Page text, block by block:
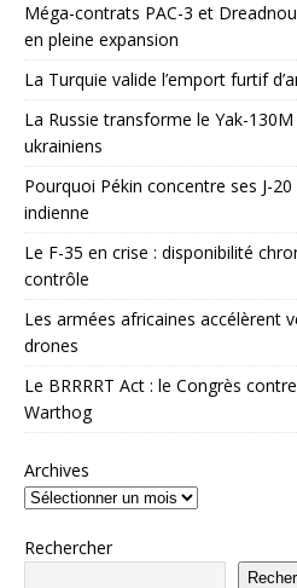
Méga-contrats PAC-3 et
en pleine expansion
La Turquie valide l’emport furtif
La Russie transforme le Yak-
ukrainiens
Pourquoi Pékin concentre ses J-
indienne
Le F-35 en crise : disponibilité
contrôle
Les armées africaines accélèrent
drones
Le BRRRRT Act : le Congrès
Warthog
Archives
Rechercher